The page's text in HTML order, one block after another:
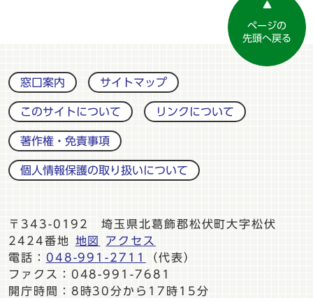
ページの
先頭へ戻る
窓口案内 サイトマップ
このサイトについて リンクについて
著作権・免責事項
個人情報保護の取り扱いについて
〒343-0192 埼玉県北葛飾郡松伏町大字松伏
2424番地
地図
アクセス
電話： 048-991-2711
（代表）
ファクス：048-991-7681
開庁時間：8時30分から17時15分